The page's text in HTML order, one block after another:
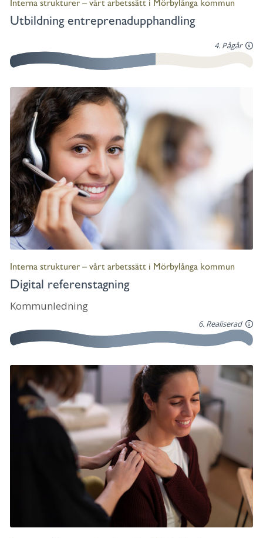
Interna strukturer – vårt arbetssätt i Mörbylånga kommun
Utbildning entreprenadupphandling
4. Pågår
Interna strukturer – vårt arbetssätt i Mörbylånga kommun
Digital referenstagning
Kommunledning
6. Realiserad